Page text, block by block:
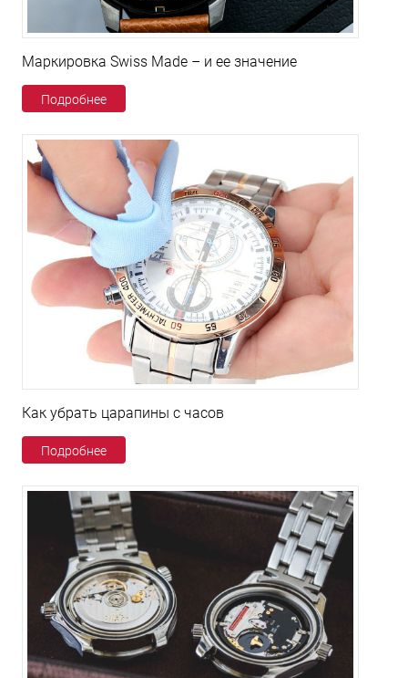
Маркировка Swiss Made – и ее значение
Подробнее
Как убрать царапины с часов
Подробнее